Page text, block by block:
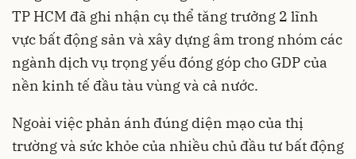
TP HCM đã ghi nhận cụ thể tăng trưởng 2 lĩnh
vực bất động sản và xây dựng âm trong nhóm các
ngành dịch vụ trọng yếu đóng góp cho GDP của
nền kinh tế đầu tàu vùng và cả nước.
Ngoài việc phản ánh đúng diện mạo của thị
trường và sức khỏe của nhiều chủ đầu tư bất động